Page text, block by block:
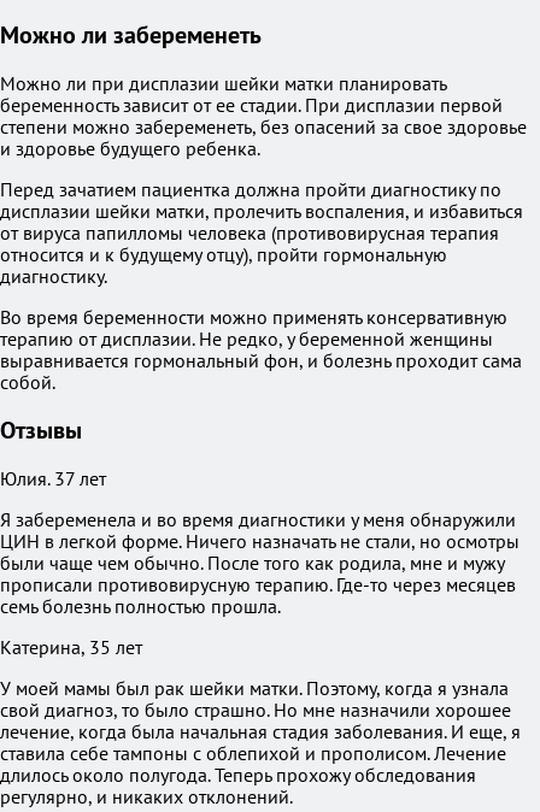
Можно ли забеременеть
Можно ли при дисплазии шейки матки планировать
беременность зависит от ее стадии. При дисплазии первой
степени можно забеременеть, без опасений за свое здоровье
и здоровье будущего ребенка.
Перед зачатием пациентка должна пройти диагностику по
дисплазии шейки матки, пролечить воспаления, и избавиться
от вируса папилломы человека (противовирусная терапия
относится и к будущему отцу), пройти гормональную
диагностику.
Во время беременности можно применять консервативную
терапию от дисплазии. Не редко, у беременной женщины
выравнивается гормональный фон, и болезнь проходит сама
собой.
Отзывы
Юлия. 37 лет
Я забеременела и во время диагностики у меня обнаружили
ЦИН в легкой форме. Ничего назначать не стали, но осмотры
были чаще чем обычно. После того как родила, мне и мужу
прописали противовирусную терапию. Где-то через месяцев
семь болезнь полностью прошла.
Катерина, 35 лет
У моей мамы был рак шейки матки. Поэтому, когда я узнала
свой диагноз, то было страшно. Но мне назначили хорошее
лечение, когда была начальная стадия заболевания. И еще, я
ставила себе тампоны с облепихой и прополисом. Лечение
длилось около полугода. Теперь прохожу обследования
регулярно, и никаких отклонений.